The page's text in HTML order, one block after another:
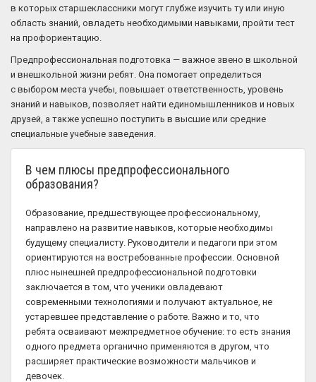
в которых старшеклассники могут глубже изучить ту или иную
область знаний, овладеть необходимыми навыками, пройти тест
на профориентацию.
Предпрофессиональная подготовка — важное звено в школьной
и внешкольной жизни ребят. Она помогает определиться
с выбором места учебы, повышает ответственность, уровень
знаний и навыков, позволяет найти единомышленников и новых
друзей, а также успешно поступить в высшие или средние
специальные учебные заведения.
В чем плюсы предпрофессионального
образования?
Образование, предшествующее профессиональному,
направлено на развитие навыков, которые необходимы
будущему специалисту. Руководители и педагоги при этом
ориентируются на востребованные профессии. Основной
плюс нынешней предпрофессиональной подготовки
заключается в том, что ученики овладевают
современными технологиями и получают актуальное, не
устаревшее представление о работе. Важно и то, что
ребята осваивают межпредметное обучение: то есть знания
одного предмета органично применяются в другом, что
расширяет практические возможности мальчиков и
девочек.